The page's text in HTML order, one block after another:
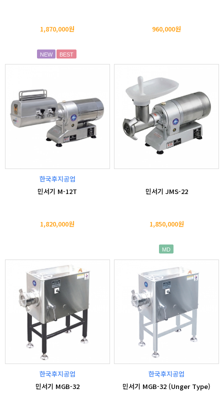
1,870,000원
NEW BEST
960,000원
한국후지공업
민서기 M-12T
1,820,000원
민서기 JMS-22
1,850,000원
MD
한국후지공업
민서기 MGB-32
한국후지공업
민서기 MGB-32 (Unger Type)